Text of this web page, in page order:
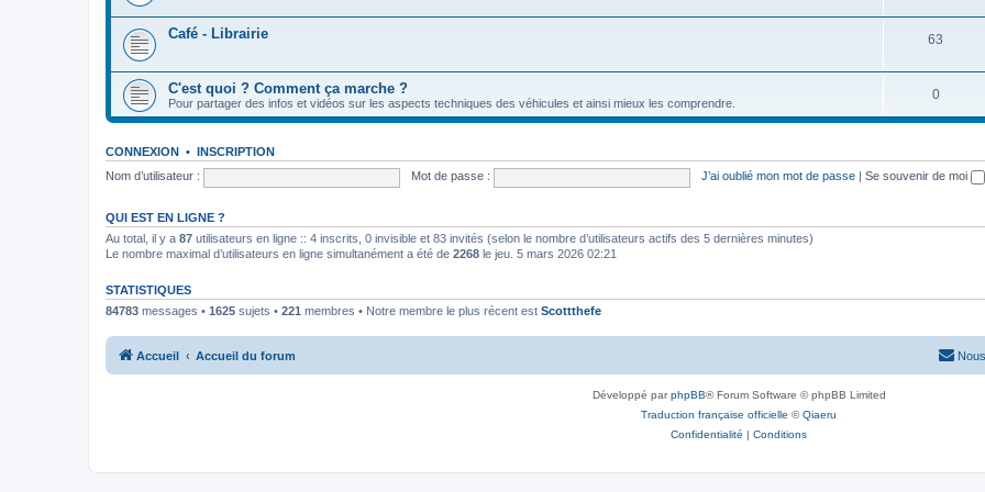
Café - Librairie 63
C'est quoi ? Comment ça marche ?
Pour partager des infos et vidéos sur les aspects techniques des véhicules et ainsi mieux les comprendre.
0
CONNEXION • INSCRIPTION
Nom d’utilisateur :
Mot de passe : J’ai oublié mon mot de passe Se souvenir de moi
QUI EST EN LIGNE ?
Au total, il y a 87 utilisateurs en ligne :: 4 inscrits, 0 invisible et 83 invités (selon le nombre d’utilisateurs actifs des 5 dernières minutes)
Le nombre maximal d’utilisateurs en ligne simultanément a été de 2268 le jeu. 5 mars 2026 02:21
STATISTIQUES
84783 messages • 1625 sujets • 221 membres • Notre membre le plus récent est Scottthefe
Accueil Accueil du forum
Développé parphpBB® Forum Software © phpBB Limited
Traduction française officielle ©Qiaeru
Confidentialité | Conditions